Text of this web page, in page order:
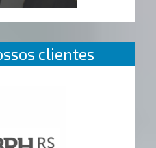
clientes